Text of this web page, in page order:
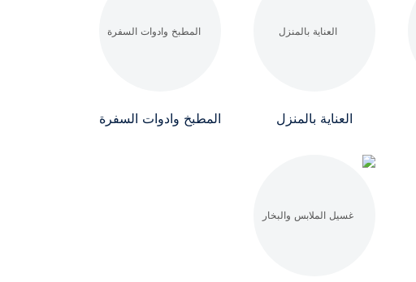
العناية بالمنزل المطبخ وادوات السفرة